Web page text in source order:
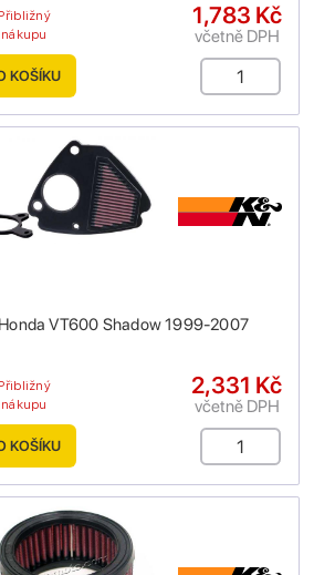
1,783 Kč
včetně DPH
KOŠÍKU
VT600 Shadow 1999-2007
2,331 Kč
včetně DPH
KOŠÍKU